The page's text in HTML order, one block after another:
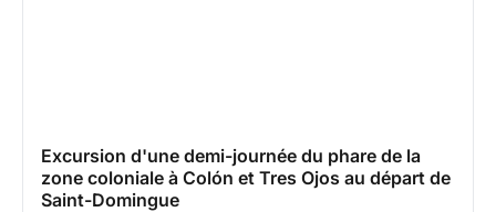
Excursion d'une demi-journée du phare de la
zone coloniale à Colón et Tres Ojos au départ de
Saint-Domingue